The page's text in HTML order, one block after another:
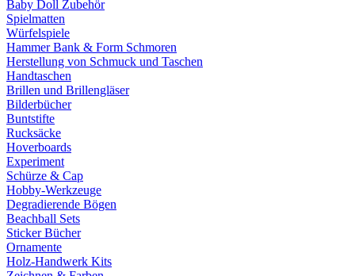
Baby Doll Zubehör
Spielmatten
Würfelspiele
Hammer Bank & Form Schmoren
Herstellung von Schmuck und Taschen
Handtaschen
Brillen und Brillengläser
Bilderbücher
Buntstifte
Rucksäcke
Hoverboards
Experiment
Schürze & Cap
Hobby-Werkzeuge
Degradierende Bögen
Beachball Sets
Sticker Bücher
Ornamente
Holz-Handwerk Kits